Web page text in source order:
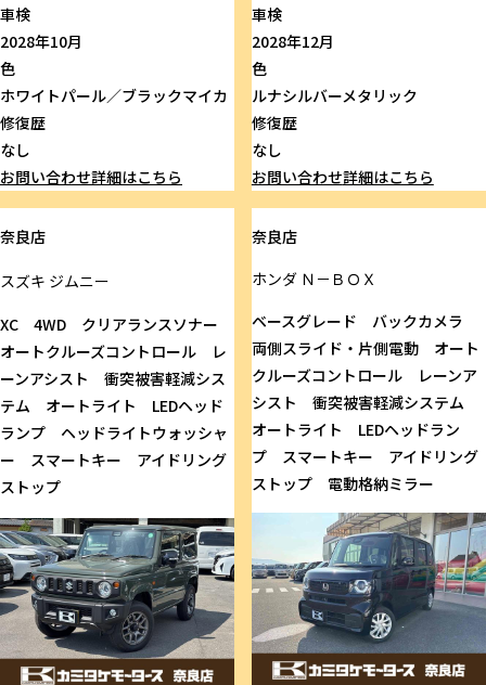
車検
2028年10月
色
ホワイトパール／ブラックマイカ
修復歴
なし
お問い合わせ詳細はこちら
車検
2028年12月
色
ルナシルバーメタリック
修復歴
なし
お問い合わせ詳細はこちら
奈良店
スズキ ジムニー
XC 4WD クリアランスソナー
オートクルーズコントロール レ
ーンアシスト 衝突被害軽減シス
テム オートライト LEDヘッド
ランプ ヘッドライトウォッシャ
ー スマートキー アイドリング
ストップ
奈良店
ホンダＮ－ＢＯＸ
ベースグレード バックカメラ
両側スライド・片側電動 オート
クルーズコントロール レーンア
シスト 衝突被害軽減システム
オートライト LEDヘッドラン
プ スマートキー アイドリング
ストップ 電動格納ミラー